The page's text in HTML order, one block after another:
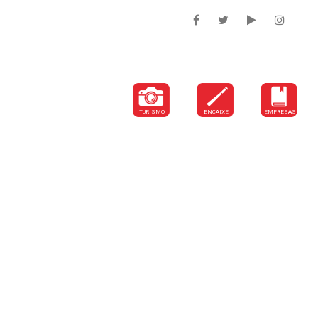
TURISMO ENCAIXE EMPRESAS